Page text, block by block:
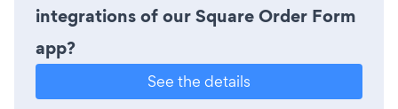
integrations of our Square Order Form
app?
See the details